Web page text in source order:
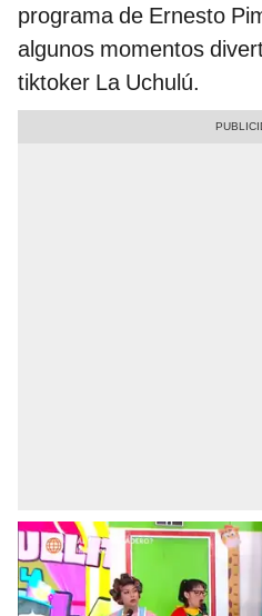
programa de Ernesto
algunos momentos
tiktoker La Uchulú.